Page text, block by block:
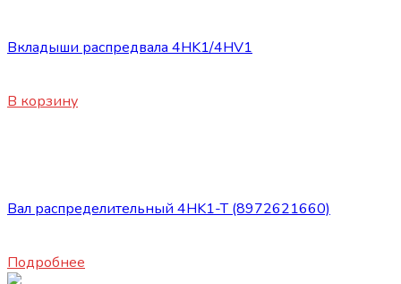
Вкладыши распредвала 4HK1/4HV1
В корзину
Вал распределительный 4HK1-T (8972621660)
Подробнее